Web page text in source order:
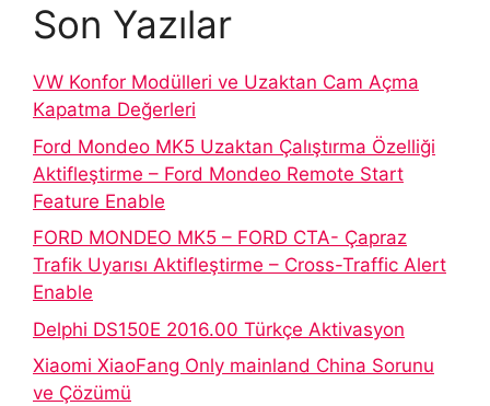
Son Yazılar
VW Konfor Modülleri ve Uzaktan Cam Açma
Kapatma Değerleri
Ford Mondeo MK5 Uzaktan Çalıştırma Özelliği
Aktifleştirme – Ford Mondeo Remote Start
Feature Enable
FORD MONDEO MK5 – FORD CTA- Çapraz
Trafik Uyarısı Aktifleştirme – Cross-Traffic Alert
Enable
Delphi DS150E 2016.00 Türkçe Aktivasyon
Xiaomi XiaoFang Only mainland China Sorunu
ve Çözümü